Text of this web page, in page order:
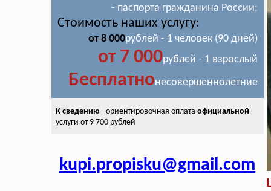
- паспорта гражданина России;
Стоимость наших услугу:
от 8 000рублей - 1 человек (90 дней)
от 7 000рублей - 1 взрослый
Бесплатнонесовершеннолетние
К сведению - ориентировочная оплата официальной
услуги от 9 700 рублей
kupi.propisku@gmail.com